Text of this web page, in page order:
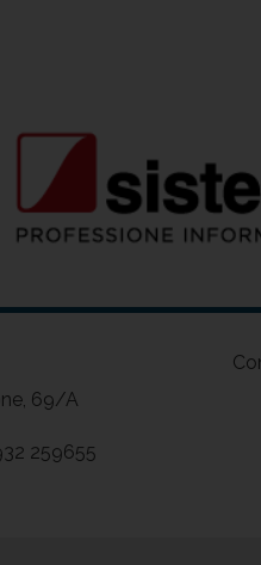
69/A
259655